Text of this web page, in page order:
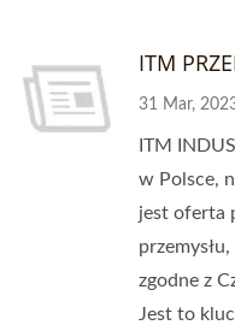
ITM
31 Mar,
ITM
w Polsce,
jest oferta
zgodne z
Jest to